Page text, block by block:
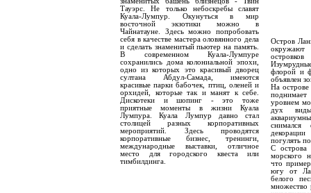
Тауэрс. Не только небоскребы славят
Куала-Лумпур. Окунуться в мир
восточной экзотики можно в
Чайнатауне. Здесь можно попробовать
себя в качестве мастера оловянного дела
и сделать знаменитый пьютер на память.
В современном Куала-Лумпуре
сохранились дома колониальной эпохи,
одно из которых это красивый дворец
султана Абдул-Самада, имеются
красивые парки бабочек, птиц, оленей и
орхидей, которые так и манят к себе.
Дискотеки и шопинг - это тоже
приятные моменты в жизни Куала
Лумпура. Куала Лумпур давно стал
столицей разных корпоративных
мероприятий. Здесь проводятся
корпоративные бизнес, тренинги,
международные выставки, отличное
место для городского квеста или
тимбилдинга.
Остров
флорой и
объявлен
На острове
поднимает
уровнем
дух
погулять
С острова
морского
что
югу от
белого
множество